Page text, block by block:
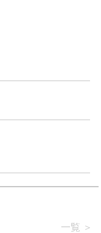
一覧